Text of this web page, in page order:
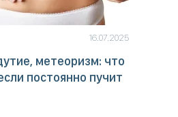
16.07.2025
метеоризм: что
постоянно пучит